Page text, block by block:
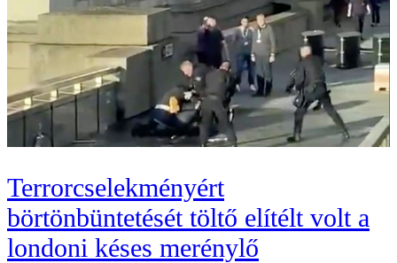
Terrorcselekményért
börtönbüntetését töltő elítélt volt a
londoni késes merénylő